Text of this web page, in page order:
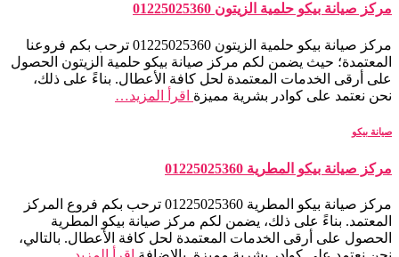
مركز صيانة بيكو حلمية الزيتون 01225025360
مركز صيانة بيكو حلمية الزيتون 01225025360 ترحب بكم فروعنا
المعتمدة؛ حيث يضمن لكم مركز صيانة بيكو حلمية الزيتون الحصول
على أرقى الخدمات المعتمدة لحل كافة الأعطال. بناءً على ذلك،
نحن نعتمد على كوادر بشرية مميزة اقرأ المزيد…
صيانة بيكو
مركز صيانة بيكو المطرية 01225025360
مركز صيانة بيكو المطرية 01225025360 ترحب بكم فروع المركز
المعتمد. بناءً على ذلك، يضمن لكم مركز صيانة بيكو المطرية
الحصول على أرقى الخدمات المعتمدة لحل كافة الأعطال. بالتالي،